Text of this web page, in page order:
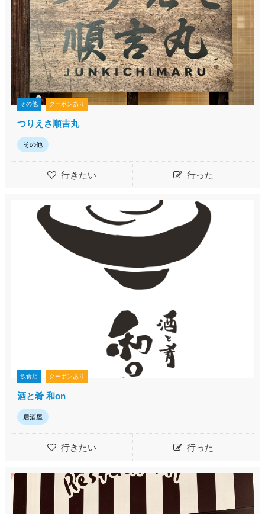
その他 クーポンあり
つりえさ順吉丸
その他
行きたい 行った
飲食店 クーポンあり
酒と肴 和on
居酒屋
行きたい 行った